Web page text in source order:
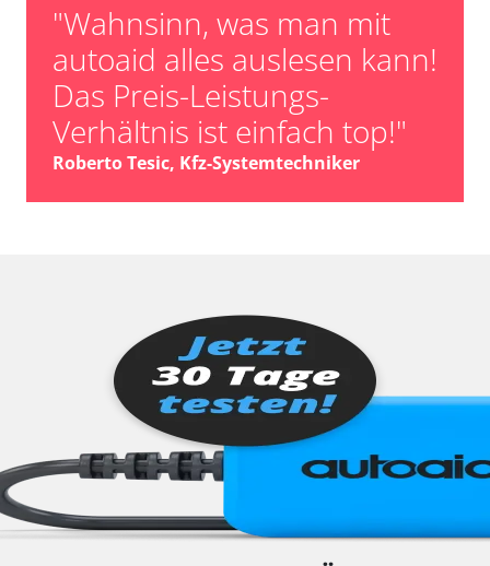
"Wahnsinn, was man mit
autoaid alles auslesen kann!
Das Preis-Leistungs-
Verhältnis ist einfach top!"
Roberto Tesic, Kfz-Systemtechniker